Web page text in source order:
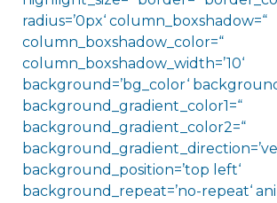
radius=’0px‘ column_boxshadow=“
column_boxshadow_color=“
column_boxshadow_width=’10‘
background=’bg_color‘
background_gradient_color1=“
background_gradient_color2=“
background_position=’top left‘
background_repeat=’no-repeat‘